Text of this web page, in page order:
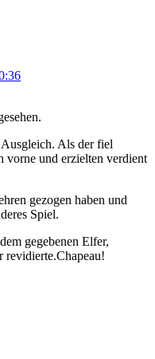
Als der fiel
vorne und erzielten verdient
gezogen haben und
Spiel.
gegebenen Elfer,
revidierte.Chapeau!